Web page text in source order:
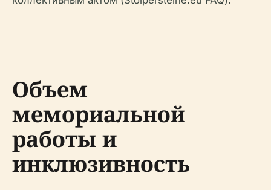
Объем
мемориальной
работы и
инклюзивность